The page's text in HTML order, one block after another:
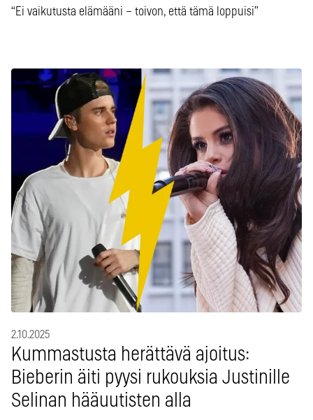
“Ei vaikutusta elämääni – toivon, että tämä loppuisi”
2.10.2025
Kummastusta herättävä ajoitus:
Bieberin äiti pyysi rukouksia Justinille
Selinan hääuutisten alla